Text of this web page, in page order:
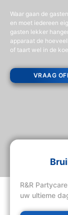
Waar gaan de
en moet iedereen
gasten lekker
apparaat de
of taart wel in de
VRAAG
R&R
uw ultieme